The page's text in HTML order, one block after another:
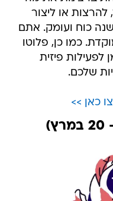
או ליצור
כוח ועומק. אתם
כמו כן, פלוטו
פיזית
שלכם.
כאן >>